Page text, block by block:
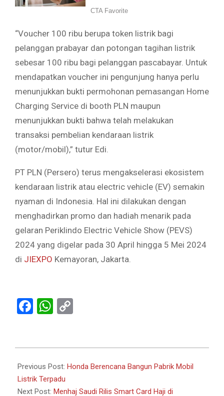
“Voucher 100 ribu berupa token listrik bagi
pelanggan prabayar dan potongan tagihan listrik
sebesar 100 ribu bagi pelanggan pascabayar. Untuk
mendapatkan voucher ini pengunjung hanya perlu
menunjukkan bukti permohonan pemasangan Home
Charging Service di booth PLN maupun
menunjukkan bukti bahwa telah melakukan
transaksi pembelian kendaraan listrik
(motor/mobil),” tutur Edi.
PT PLN (Persero) terus mengakselerasi ekosistem
kendaraan listrik atau electric vehicle (EV) semakin
nyaman di Indonesia. Hal ini dilakukan dengan
menghadirkan promo dan hadiah menarik pada
gelaran Periklindo Electric Vehicle Show (PEVS)
2024 yang digelar pada 30 April hingga 5 Mei 2024
di JIEXPO Kemayoran, Jakarta.
Facebook
WhatsApp
05-
02
Previous Post: Honda Berencana Bangun Pabrik Mobil
Listrik Terpadu
Next Post: Menhaj Saudi Rilis Smart Card Haji di